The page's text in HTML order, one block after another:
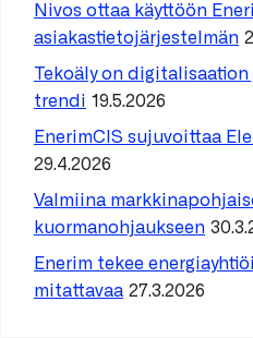
Nivos ottaa käyttöön
asiakastietojärjestelmän
Tekoäly on
trendi 19.5.2026
EnerimCIS sujuvoittaa
29.4.2026
Valmiina
kuormanohjaukseen
Enerim tekee
mitattavaa 27.3.2026